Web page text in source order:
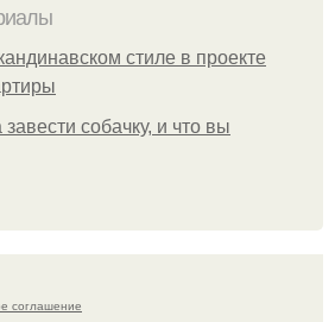
стиле в проекте
собачку, и что вы
соглашение